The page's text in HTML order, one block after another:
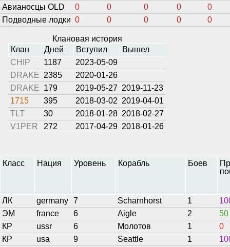
Авианосцы OLD
0 0 0 0
0
Подводные лодки 0 0 0 0 0
Клановая история
Клан
Дней Вступил
Вышел
CHIP
1187
2023-05-09
DRAKE 2385
2020-01-26
DRAKE 179 2019-05-27 2019-11-23
1715
395 2018-03-02 2019-04-01
TLT
30 2018-01-28 2018-02-27
V1PER
272 2017-04-29 2018-01-26
Класс Нация Уровень Корабль Боев
ЛК germany 7 Scharnhorst 1
ЭМ
france 6 Aigle 2
50
КР
ussr 6 Молотов 1
0
КР
usa 9 Seattle 1